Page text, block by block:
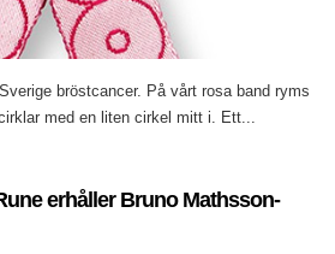
bröstcancer. På vårt rosa band ryms
med en liten cirkel mitt i. Ett...
erhåller Bruno Mathsson-